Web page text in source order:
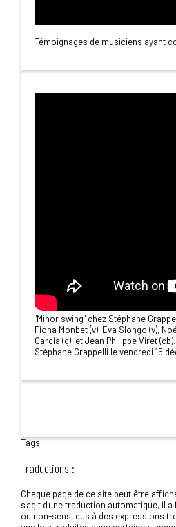
Témoignages de musiciens ayant
"Minor swing" chez Stéphane
Fiona Monbet (v), Eva Slongo (v),
Garcia (g), et Jean Philippe Viret
Stéphane Grappelli le vendredi 15
Tags
Traductions :
Chaque page de ce site peut être
s'agit d'une traduction automatique, il
ou non-sens, dus à des expressions